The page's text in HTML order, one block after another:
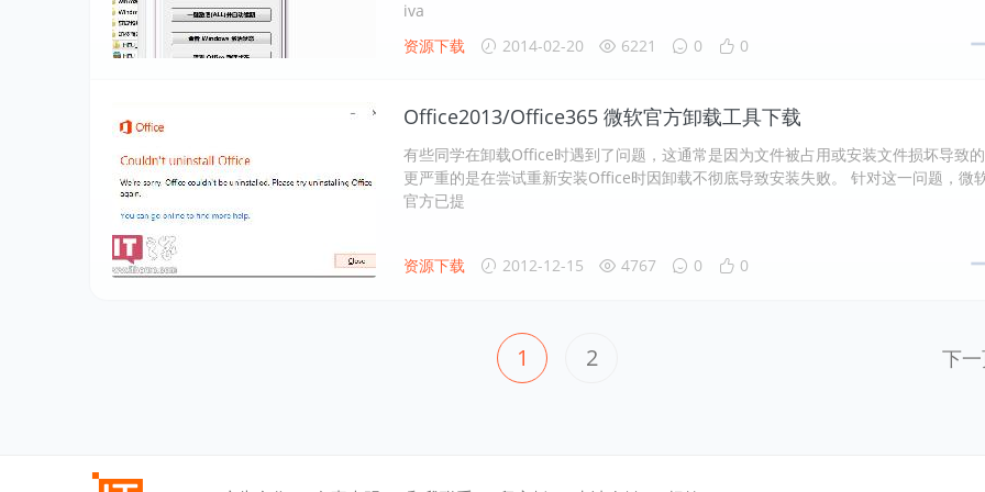
iva
资源下载
2014-02-20 6221 0 0
Office2013/Office365 微软官方卸载工具下载
有些同学在卸载Office时遇到了问题，这通常是因为文件被占用或安装文件损坏导致的
更严重的是在尝试重新安装Office时因卸载不彻底导致安装失败。 针对这一问题，微
官方已提
资源下载 2012-12-15 4767 0 0
1 2 下